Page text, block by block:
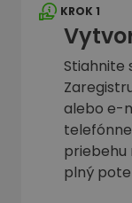
KROK 1
Stiahnite
alebo e-
priebehu
plný